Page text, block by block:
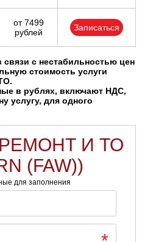
от 7499
рублей
Записаться
с нестабильностью цен
стоимость услуги
в рублях, включают НДС,
услугу, для одного
И ТО
(FAW))
для заполнения